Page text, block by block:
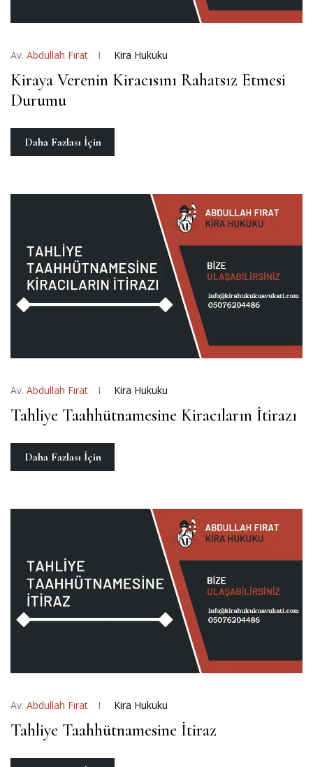
Av. Abdullah Fırat Kira Hukuku
Kiraya Verenin Kiracısını Rahatsız Etmesi
Durumu
Daha Fazlası İçin
Av. Abdullah Fırat Kira Hukuku
Tahliye Taahhütnamesine Kiracıların İtirazı
Daha Fazlası İçin
Av. Abdullah Fırat Kira Hukuku
Tahliye Taahhütnamesine İtiraz